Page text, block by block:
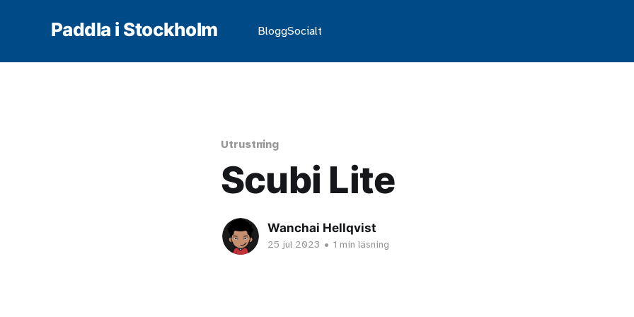
Paddla i Stockholm BloggSocialt
Utrustning
Scubi Lite
Wanchai Hellqvist
25 jul 2023 • 1 min läsning